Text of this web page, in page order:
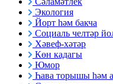
Экология
Йорт һәм бакча
Социаль челтәр
Хәвеф-хәтәр
Көн кадагы
Юмор
Һава торышы һәм